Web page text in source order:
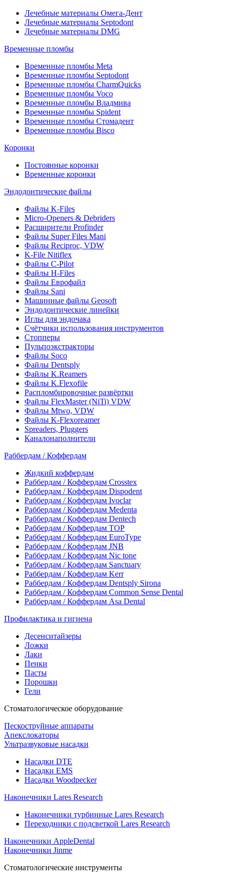
Лечебные материалы Омега-Дент
Лечебные материалы Septodont
Лечебные материалы DMG
Временные пломбы
Временные пломбы Meta
Временные пломбы Septodont
Временные пломбы CharmQuicks
Временные пломбы Voco
Временные пломбы Владмива
Временные пломбы Spident
Временные пломбы Стомадент
Временные пломбы Bisco
Коронки
Постоянные коронки
Временные коронки
Эндодонтические файлы
Файлы K-Files
Micro-Openers & Debriders
Расширители Profinder
Файлы Super Files Mani
Файлы Reciproc, VDW
K-File Nitiflex
Файлы C-Pilot
Файлы H-Files
Файлы Еврофайл
Файлы Sani
Машинные файлы Geosoft
Эндодонтические линейки
Иглы для эндочака
Счётчики использования инструментов
Стопперы
Пульпоэкстракторы
Файлы Soco
Файлы Dentsply
Файлы K.Reamers
Файлы K.Flexofile
Распломбировочные развёртки
Файлы FlexMaster (NiTi) VDW
Файлы Mtwo, VDW
Файлы K-Flexoreamer
Spreaders, Pluggers
Каналонаполнители
Раббердам / Коффердам
Жидкий коффердам
Раббердам / Коффердам Crosstex
Раббердам / Коффердам Dispodent
Раббердам / Коффердам Ivoclar
Раббердам / Коффердам Medenta
Раббердам / Коффердам Dentech
Раббердам / Коффердам ТОР
Раббердам / Коффердам EuroType
Раббердам / Коффердам JNB
Раббердам / Коффердам Nic tone
Раббердам / Коффердам Sanctuary
Раббердам / Коффердам Kerr
Раббердам / Коффердам Dentsply Sirona
Раббердам / Коффердам Common Sense Dental
Раббердам / Коффердам Asa Dental
Профилактика и гигиена
Десенситайзеры
Ложки
Лаки
Пенки
Пасты
Порошки
Гели
Стоматологическое оборудование
Пескоструйные аппараты
Апекслокаторы
Ультразвуковые насадки
Насадки DTE
Насадки EMS
Насадки Woodpecker
Наконечники Lares Research
Наконечники турбинные Lares Research
Переходники с подсветкой Lares Research
Наконечники AppleDental
Наконечники Jinme
Стоматологические инструменты